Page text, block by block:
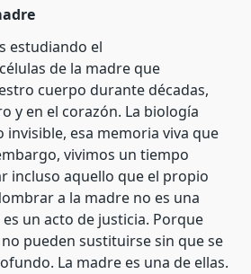
estudiando el
de la madre que
cuerpo durante décadas,
y en el corazón. La biología
invisible, esa memoria viva que
vivimos un tiempo
incluso aquello que el propio
a la madre no es una
un acto de justicia. Porque
pueden sustituirse sin que se
La madre es una de ellas.